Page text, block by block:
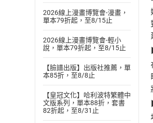
2026線上漫畫博覽會-漫畫，
單本79折起，至8/15止
2026線上漫畫博覽會-輕小
說，單本79折起，至8/15止
【臉譜出版】出版社推薦，單
本85折，至8/8止
【皇冠文化】哈利波特繁體中
文版系列，單本88折，套書
82折起，至8/31止